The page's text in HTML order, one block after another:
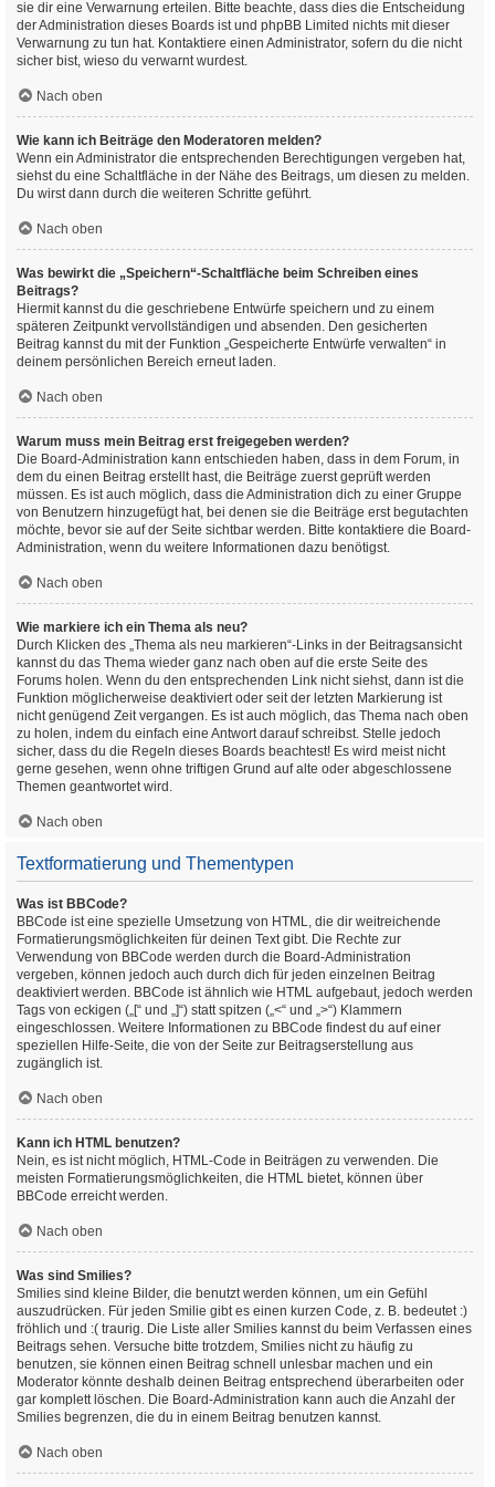
sie dir eine Verwarnung erteilen. Bitte beachte, dass dies die Entscheidung
der Administration dieses Boards ist und phpBB Limited nichts mit dieser
Verwarnung zu tun hat. Kontaktiere einen Administrator, sofern du die nicht
sicher bist, wieso du verwarnt wurdest.
Nach oben
Wie kann ich Beiträge den Moderatoren melden?
Wenn ein Administrator die entsprechenden Berechtigungen vergeben hat,
siehst du eine Schaltfläche in der Nähe des Beitrags, um diesen zu melden.
Du wirst dann durch die weiteren Schritte geführt.
Nach oben
Was bewirkt die „Speichern“-Schaltfläche beim Schreiben eines
Beitrags?
Hiermit kannst du die geschriebene Entwürfe speichern und zu einem
späteren Zeitpunkt vervollständigen und absenden. Den gesicherten
Beitrag kannst du mit der Funktion „Gespeicherte Entwürfe verwalten“ in
deinem persönlichen Bereich erneut laden.
Nach oben
Warum muss mein Beitrag erst freigegeben werden?
Die Board-Administration kann entschieden haben, dass in dem Forum, in
dem du einen Beitrag erstellt hast, die Beiträge zuerst geprüft werden
müssen. Es ist auch möglich, dass die Administration dich zu einer Gruppe
von Benutzern hinzugefügt hat, bei denen sie die Beiträge erst begutachten
möchte, bevor sie auf der Seite sichtbar werden. Bitte kontaktiere die Board-
Administration, wenn du weitere Informationen dazu benötigst.
Nach oben
Wie markiere ich ein Thema als neu?
Durch Klicken des „Thema als neu markieren“-Links in der Beitragsansicht
kannst du das Thema wieder ganz nach oben auf die erste Seite des
Forums holen. Wenn du den entsprechenden Link nicht siehst, dann ist die
Funktion möglicherweise deaktiviert oder seit der letzten Markierung ist
nicht genügend Zeit vergangen. Es ist auch möglich, das Thema nach oben
zu holen, indem du einfach eine Antwort darauf schreibst. Stelle jedoch
sicher, dass du die Regeln dieses Boards beachtest! Es wird meist nicht
gerne gesehen, wenn ohne triftigen Grund auf alte oder abgeschlossene
Themen geantwortet wird.
Nach oben
Textformatierung und Thementypen
Was ist BBCode?
BBCode ist eine spezielle Umsetzung von HTML, die dir weitreichende
Formatierungsmöglichkeiten für deinen Text gibt. Die Rechte zur
Verwendung von BBCode werden durch die Board-Administration
vergeben, können jedoch auch durch dich für jeden einzelnen Beitrag
deaktiviert werden. BBCode ist ähnlich wie HTML aufgebaut, jedoch werden
Tags von eckigen („[“ und „]“) statt spitzen („<“ und „>“) Klammern
eingeschlossen. Weitere Informationen zu BBCode findest du auf einer
speziellen Hilfe-Seite, die von der Seite zur Beitragserstellung aus
zugänglich ist.
Nach oben
Kann ich HTML benutzen?
Nein, es ist nicht möglich, HTML-Code in Beiträgen zu verwenden. Die
meisten Formatierungsmöglichkeiten, die HTML bietet, können über
BBCode erreicht werden.
Nach oben
Was sind Smilies?
Smilies sind kleine Bilder, die benutzt werden können, um ein Gefühl
auszudrücken. Für jeden Smilie gibt es einen kurzen Code, z. B. bedeutet :)
fröhlich und :( traurig. Die Liste aller Smilies kannst du beim Verfassen eines
Beitrags sehen. Versuche bitte trotzdem, Smilies nicht zu häufig zu
benutzen, sie können einen Beitrag schnell unlesbar machen und ein
Moderator könnte deshalb deinen Beitrag entsprechend überarbeiten oder
gar komplett löschen. Die Board-Administration kann auch die Anzahl der
Smilies begrenzen, die du in einem Beitrag benutzen kannst.
Nach oben